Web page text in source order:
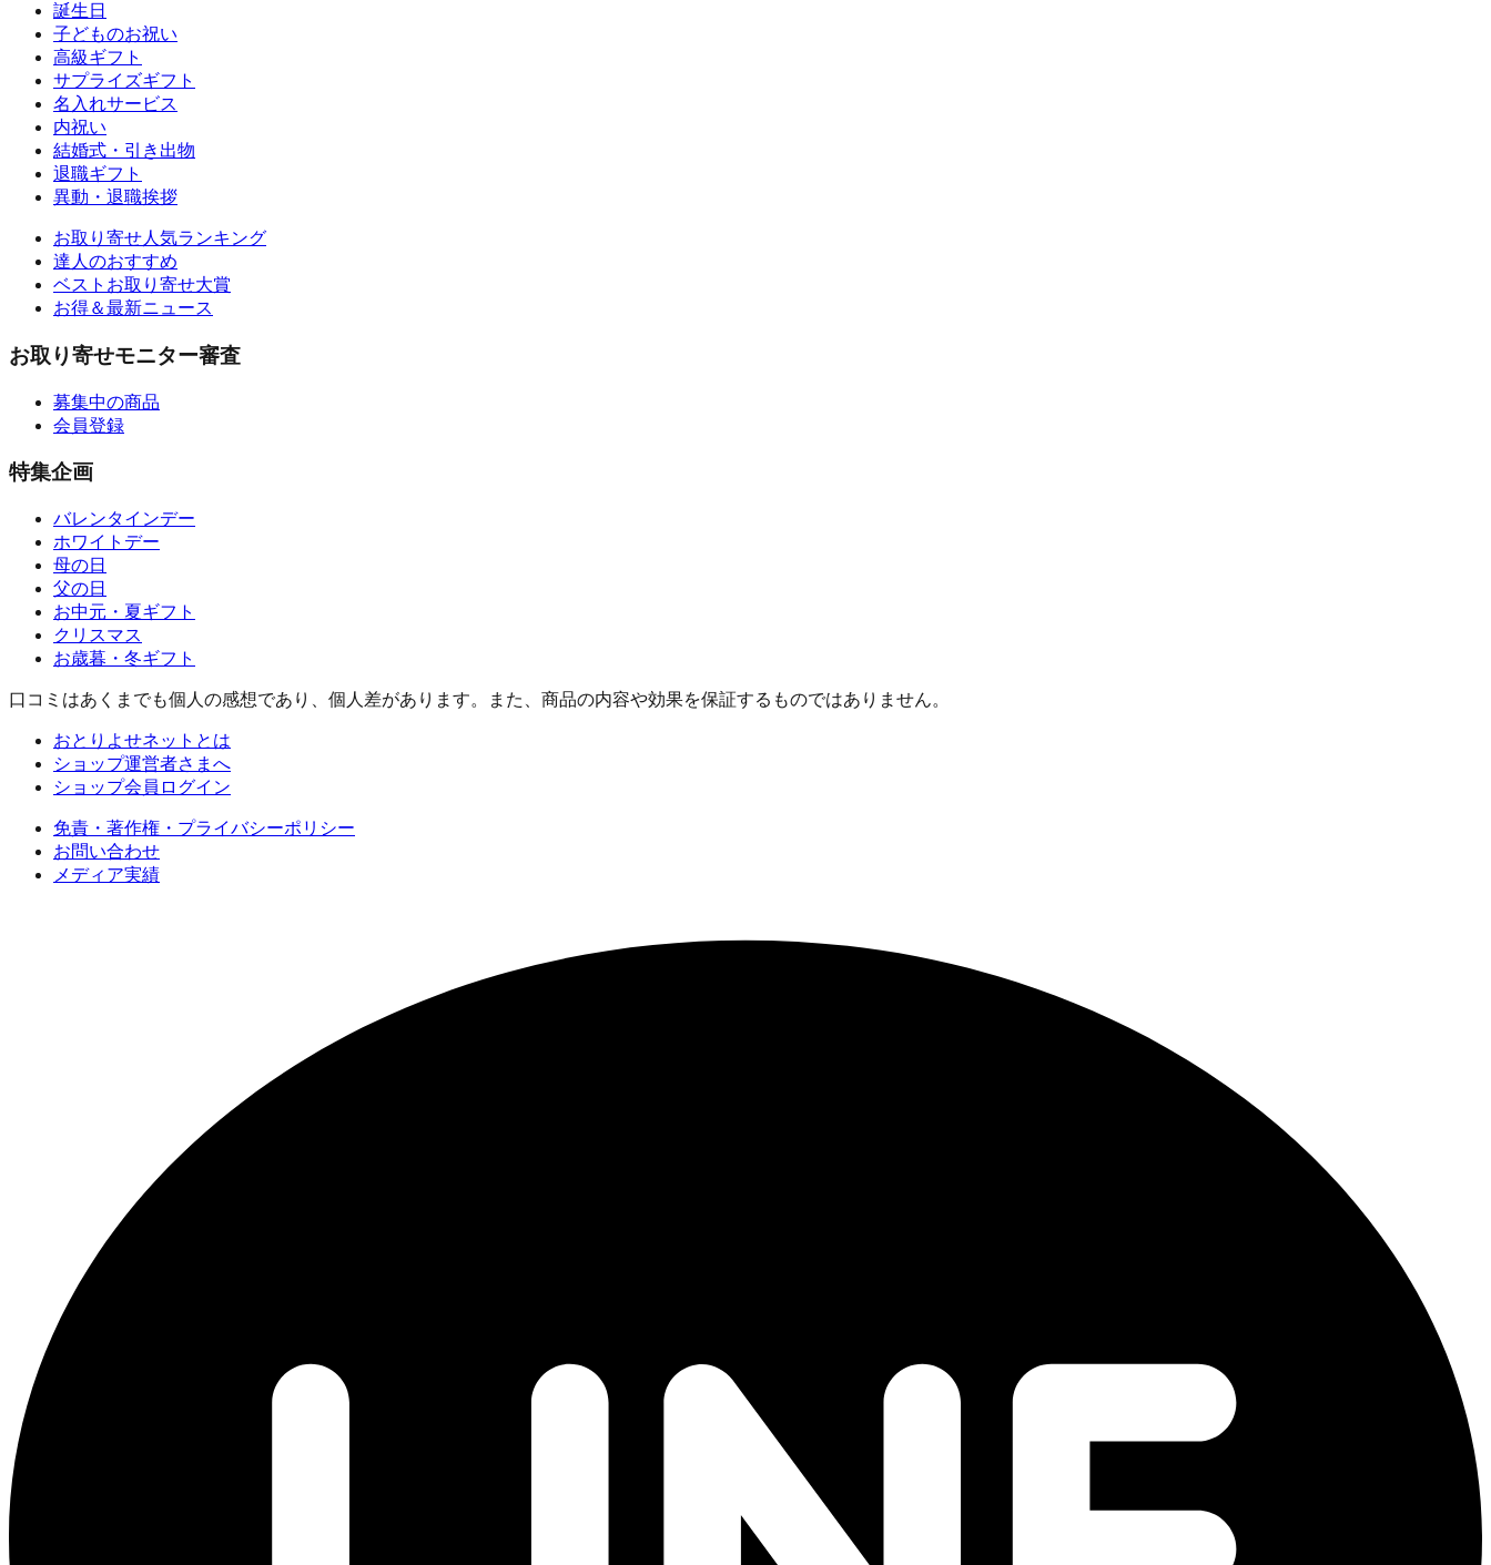
誕生日
子どものお祝い
高級ギフト
サプライズギフト
名入れサービス
内祝い
結婚式・引き出物
退職ギフト
異動・退職挨拶
お取り寄せ人気ランキング
達人のおすすめ
ベストお取り寄せ大賞
お得＆最新ニュース
お取り寄せモニター審査
募集中の商品
会員登録
特集企画
バレンタインデー
ホワイトデー
母の日
父の日
お中元・夏ギフト
クリスマス
お歳暮・冬ギフト
口コミはあくまでも個人の感想であり、個人差があります。また、商品の内容や効果を保証するものではありません。
おとりよせネットとは
ショップ運営者さまへ
ショップ会員ログイン
免責・著作権・プライバシーポリシー
お問い合わせ
メディア実績